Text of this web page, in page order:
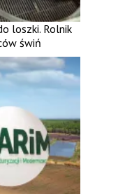
loszki. Rolnik
świń